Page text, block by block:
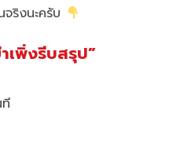
ริงนะครับ
เพิ่งรีบสรุป”